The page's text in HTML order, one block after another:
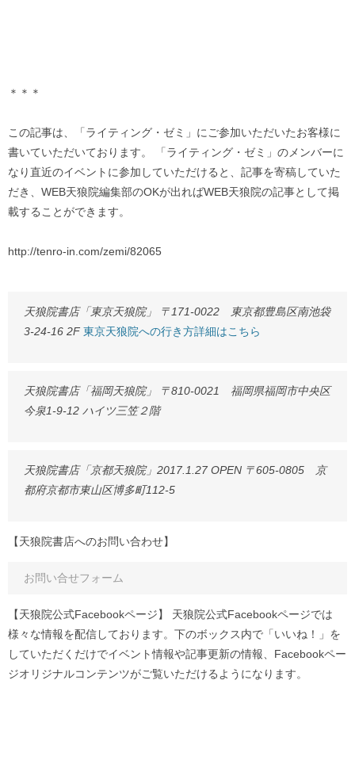
＊＊＊
この記事は、「ライティング・ゼミ」にご参加いただいたお客様に
書いていただいております。 「ライティング・ゼミ」のメンバーに
なり直近のイベントに参加していただけると、記事を寄稿していた
だき、WEB天狼院編集部のOKが出ればWEB天狼院の記事として掲
載することができます。
http://tenro-in.com/zemi/82065
天狼院書店「東京天狼院」 〒171-0022 東京都豊島区南池袋
3-24-16 2F 東京天狼院への行き方詳細はこちら
天狼院書店「福岡天狼院」 〒810-0021 福岡県福岡市中央区
今泉1-9-12 ハイツ三笠２階
天狼院書店「京都天狼院」2017.1.27 OPEN 〒605-0805 京
都府京都市東山区博多町112-5
【天狼院書店へのお問い合わせ】
お問い合せフォーム
【天狼院公式Facebookページ】 天狼院公式Facebookページでは
様々な情報を配信しております。下のボックス内で「いいね！」を
していただくだけでイベント情報や記事更新の情報、Facebookペー
ジオリジナルコンテンツがご覧いただけるようになります。